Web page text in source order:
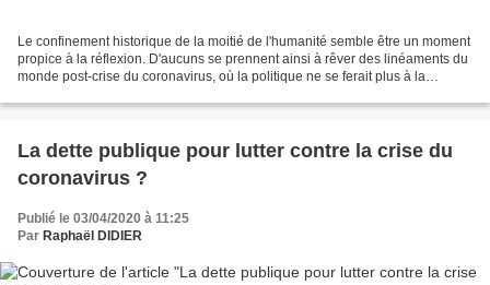
Le confinement historique de la moitié de l'humanité semble être un moment
propice à la réflexion. D'aucuns se prennent ainsi à rêver des linéaments du
monde post-crise du coronavirus, où la politique ne se ferait plus à la
La dette publique pour lutter contre la crise du
coronavirus ?
Publié le 03/04/2020 à 11:25
Par Raphaël DIDIER